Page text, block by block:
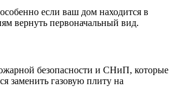
если ваш дом находится в
вернуть первоначальный вид.
безопасности и СНиП, которые
заменить газовую плиту на